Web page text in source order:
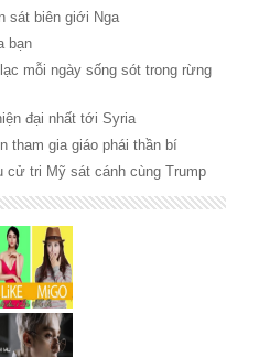
sát biên giới Nga
bạn
mỗi ngày sống sót trong rừng
đại nhất tới Syria
tham gia giáo phái thần bí
cử tri Mỹ sát cánh cùng Trump